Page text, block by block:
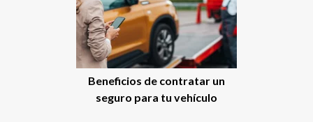
Beneficios de contratar un
seguro para tu vehículo